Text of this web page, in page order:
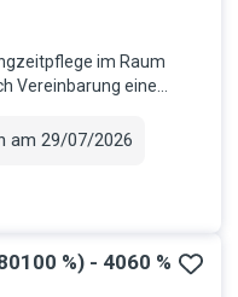
im Raum
Vereinbarung eine
am 29/07/2026
%) - 4060 %